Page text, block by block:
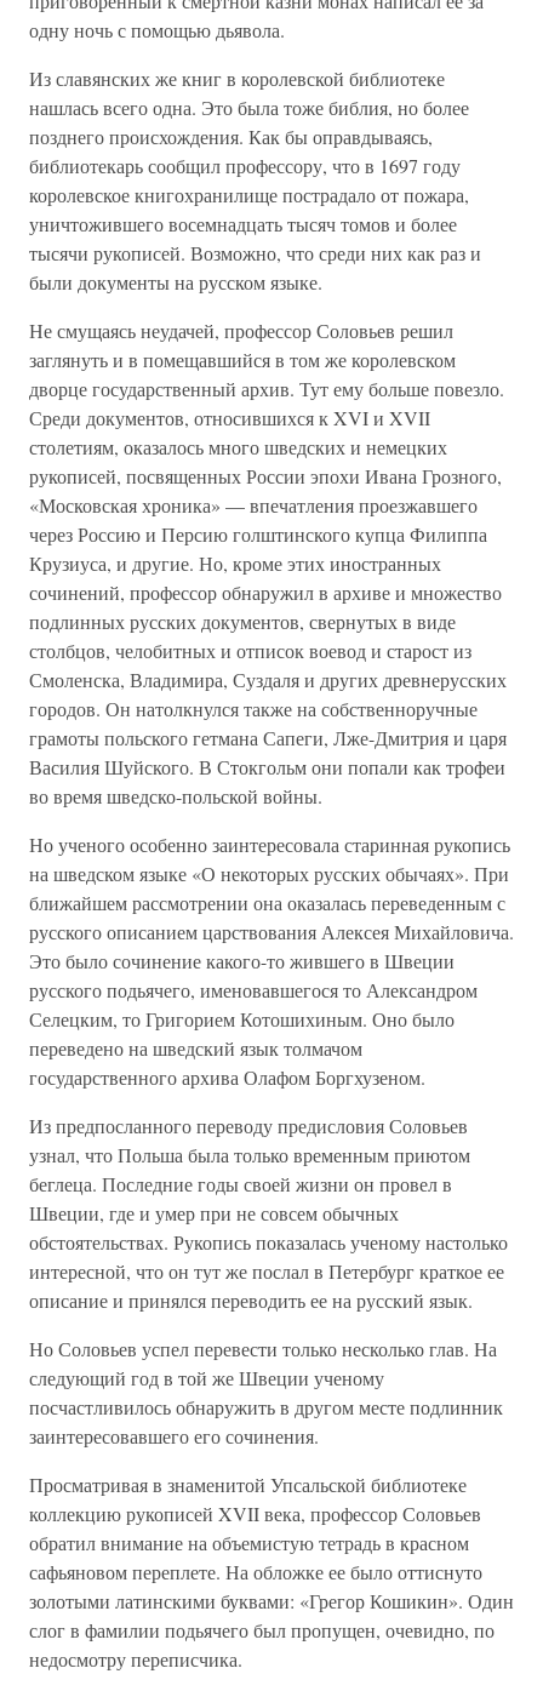
одну ночь с помощью дьявола.
Из славянских же книг в королевской библиотеке
нашлась всего одна. Это была тоже библия, но более
позднего происхождения. Как бы оправдываясь,
библиотекарь сообщил профессору, что в 1697 году
королевское книгохранилище пострадало от пожара,
уничтожившего восемнадцать тысяч томов и более
тысячи рукописей. Возможно, что среди них как раз и
были документы на русском языке.
Не смущаясь неудачей, профессор Соловьев решил
заглянуть и в помещавшийся в том же королевском
дворце государственный архив. Тут ему больше повезло.
Среди документов, относившихся к XVI и XVII
столетиям, оказалось много шведских и немецких
рукописей, посвященных России эпохи Ивана Грозного,
«Московская хроника» — впечатления проезжавшего
через Россию и Персию голштинского купца Филиппа
Крузиуса, и другие. Но, кроме этих иностранных
сочинений, профессор обнаружил в архиве и множество
подлинных русских документов, свернутых в виде
столбцов, челобитных и отписок воевод и старост из
Смоленска, Владимира, Суздаля и других древнерусских
городов. Он натолкнулся также на собственноручные
грамоты польского гетмана Сапеги, Лже-Дмитрия и царя
Василия Шуйского. В Стокгольм они попали как трофеи
во время шведско-польской войны.
Но ученого особенно заинтересовала старинная рукопись
на шведском языке «О некоторых русских обычаях». При
ближайшем рассмотрении она оказалась переведенным с
русского описанием царствования Алексея Михайловича.
Это было сочинение какого-то жившего в Швеции
русского подьячего, именовавшегося то Александром
Селецким, то Григорием Котошихиным. Оно было
переведено на шведский язык толмачом
государственного архива Олафом Боргхузеном.
Из предпосланного переводу предисловия Соловьев
узнал, что Польша была только временным приютом
беглеца. Последние годы своей жизни он провел в
Швеции, где и умер при не совсем обычных
обстоятельствах. Рукопись показалась ученому настолько
интересной, что он тут же послал в Петербург краткое ее
описание и принялся переводить ее на русский язык.
Но Соловьев успел перевести только несколько глав. На
следующий год в той же Швеции ученому
посчастливилось обнаружить в другом месте подлинник
заинтересовавшего его сочинения.
Просматривая в знаменитой Упсальской библиотеке
коллекцию рукописей XVII века, профессор Соловьев
обратил внимание на объемистую тетрадь в красном
сафьяновом переплете. На обложке ее было оттиснуто
золотыми латинскими буквами: «Грегор Кошикин». Один
слог в фамилии подьячего был пропущен, очевидно, по
недосмотру переписчика.